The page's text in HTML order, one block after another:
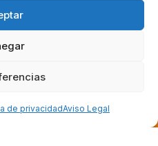
de privacidadAviso Legal
964 269 300